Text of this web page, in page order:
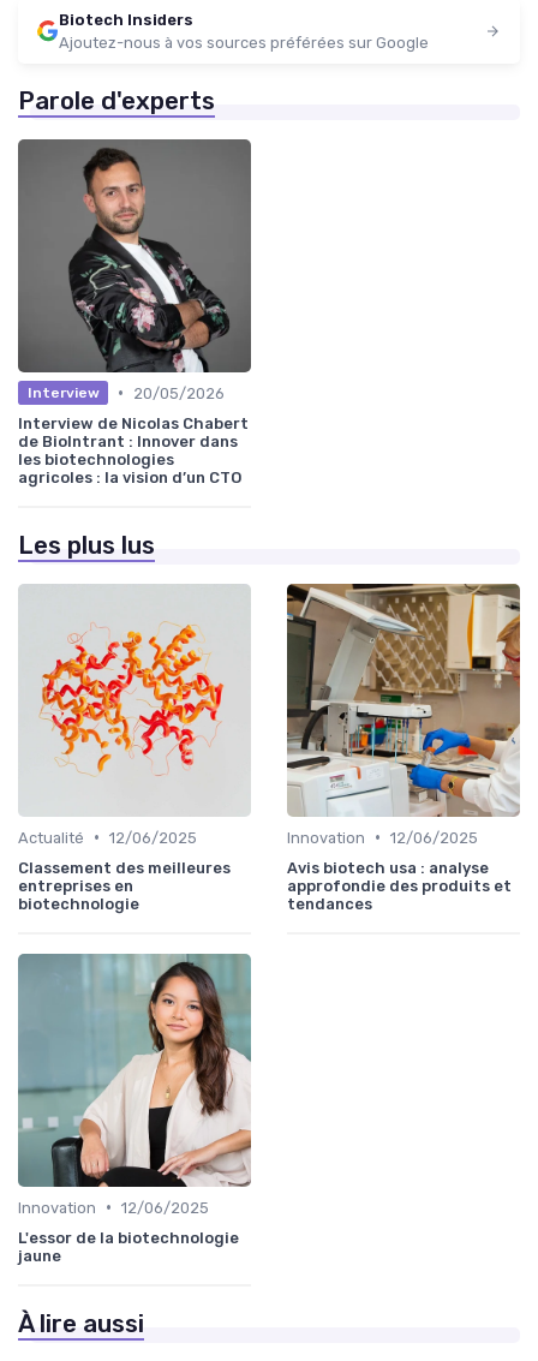
Biotech Insiders
Ajoutez-nous à vos sources préférées sur Google
Parole d'experts
Interview •
20/05/2026
Interview de Nicolas Chabert
de BioIntrant : Innover dans
les biotechnologies
agricoles : la vision d’un CTO
Les plus lus
Actualité • 12/06/2025
Classement des meilleures
entreprises en
biotechnologie
Innovation • 12/06/2025
Avis biotech usa : analyse
approfondie des produits et
tendances
Innovation • 12/06/2025
L'essor de la biotechnologie
jaune
À lire aussi